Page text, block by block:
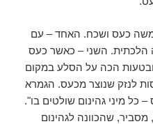
כעס ושכח. האחד – עם
הלכתית. השני – כאשר כעס
הכה על הסלע במקום
לנזק שנוצר מכעס. הגמרא
כל מיני גהינום שולטים בו".
שהכוונה לגהינום